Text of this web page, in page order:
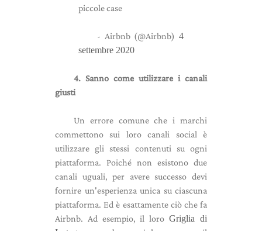
piccole case
- Airbnb (@Airbnb) 4
settembre 2020
4. Sanno come utilizzare i canali
giusti
Un errore comune che i marchi
commettono sui loro canali social è
utilizzare gli stessi contenuti su ogni
piattaforma. Poiché non esistono due
canali uguali, per avere successo devi
fornire un'esperienza unica su ciascuna
piattaforma. Ed è esattamente ciò che fa
Airbnb. Ad esempio, il loroGriglia di